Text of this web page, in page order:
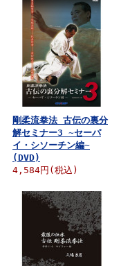
剛柔流拳法 古伝の裏分
解セミナー3 ~セーパ
イ・シソーチン編~
(DVD)
4,584円(税込)